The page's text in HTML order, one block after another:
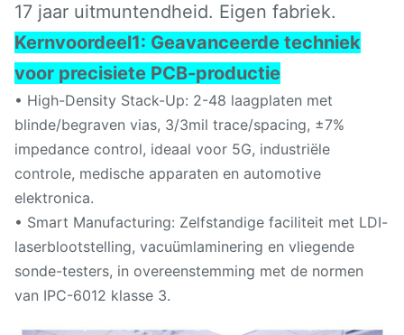
17 jaar uitmuntendheid. Eigen fabriek.
Kernvoordeel1: Geavanceerde techniek
voor precisiete PCB-productie
• High-Density Stack-Up: 2-48 laagplaten met
blinde/begraven vias, 3/3mil trace/spacing, ±7%
impedance control, ideaal voor 5G, industriële
controle, medische apparaten en automotive
elektronica.
• Smart Manufacturing: Zelfstandige faciliteit met LDI-
laserblootstelling, vacuümlaminering en vliegende
sonde-testers, in overeenstemming met de normen
van IPC-6012 klasse 3.